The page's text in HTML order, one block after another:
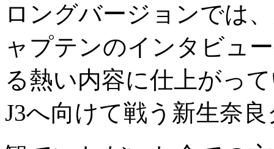
ロングバージョンでは
ャプテンのインタビュ
る熱い内容に仕上がっ
J3へ向けて戦う新生奈